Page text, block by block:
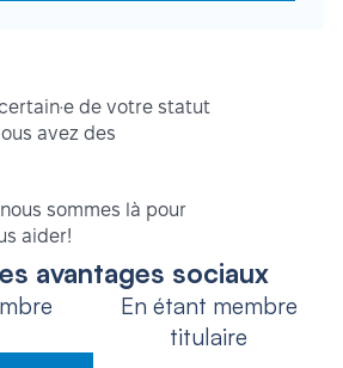
de votre statut
avez des
sommes là pour
aider!
avantages sociaux
En étant membre
titulaire